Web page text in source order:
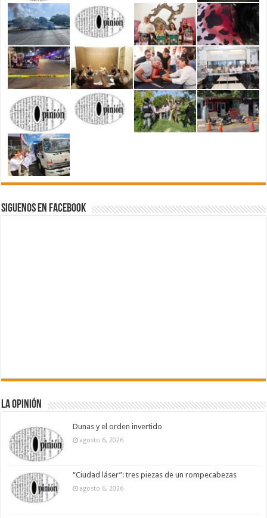
Siguenos en Facebook
La Opinión
Dunas y el orden invertido
agosto 6, 2026
“Ciudad láser”: tres piezas de un rompecabezas
agosto 6, 2026